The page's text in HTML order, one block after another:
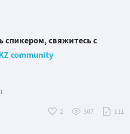
спикером, свяжитесь с
community
2 307 111